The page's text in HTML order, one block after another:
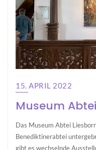
15. APRIL 2022
Museum
Das Museum Abtei
Benediktinerabtei
gibt es wechselnde